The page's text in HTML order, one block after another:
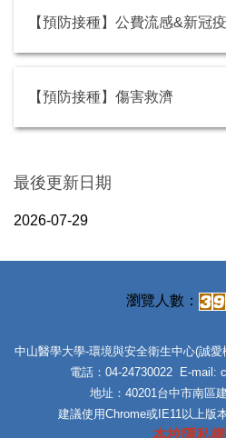
【預防接種】公費流感&新冠
【預防接種】傷害救濟
最後更新日期
2026-07-29
中山醫學大學-環境與安全衛生中心(誠
電話：04-24730022 E-mail:
地址：40201台中市南區
建議使用Chrome或IE11以上版
本校隱私